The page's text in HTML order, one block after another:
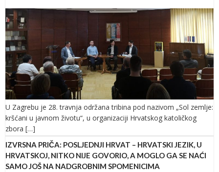
U Zagrebu je 28. travnja održana tribina pod nazivom „Sol zemlje:
kršćani u javnom životu“, u organizaciji Hrvatskog katoličkog
zbora […]
IZVRSNA PRIČA: POSLJEDNJI HRVAT – HRVATSKI JEZIK, U
HRVATSKOJ, NITKO NIJE GOVORIO, A MOGLO GA SE NAĆI
SAMO JOŠ NA NADGROBNIM SPOMENICIMA